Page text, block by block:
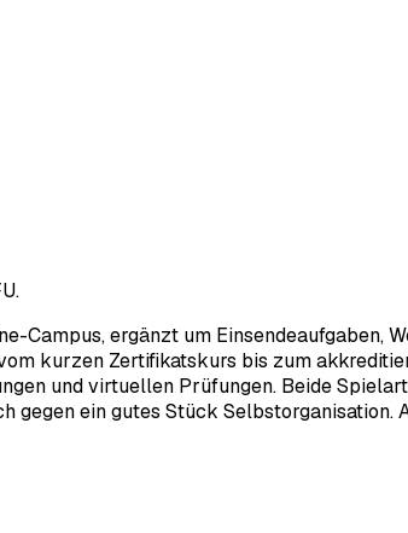
ergänzt um Einsendeaufgaben,
kurzen Zertifikatskurs bis zum
und virtuellen Prüfungen. Beide
gegen ein gutes Stück Selbstorganisation.